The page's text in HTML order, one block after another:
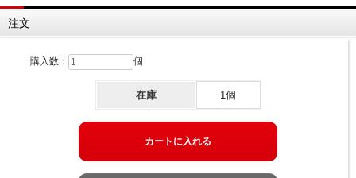
注文
購入数： 個
在庫 1個